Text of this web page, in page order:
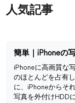
人気記事
iPhoneに高画質な
のほとんどを占有
に、iPhoneからそ
写真を外付けHDD